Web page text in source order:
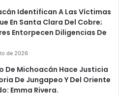
Identifican A Las Víctimas
En Santa Clara Del Cobre;
Entorpecen Diligencias De
de 2026
De Michoacán Hace Justicia
De Jungapeo Y Del Oriente
Emma Rivera.